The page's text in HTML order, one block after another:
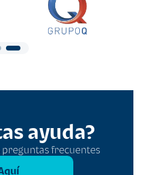
ayuda?
frecuentes